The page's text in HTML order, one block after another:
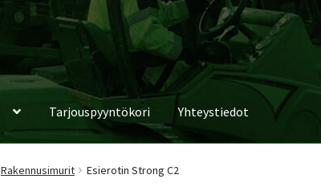
Tarjouspyyntökori Yhteystiedot
Rakennusimurit Esierotin Strong C2